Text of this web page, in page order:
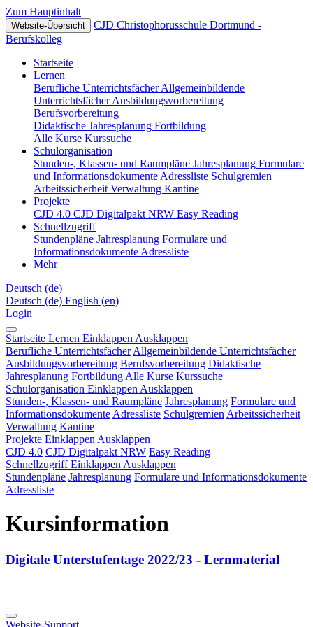
Zum Hauptinhalt
Website-Übersicht
CJD Christophorusschule Dortmund -
Berufskolleg
Startseite
Lernen
Berufliche UnterrichtsfächerAllgemeinbildende
UnterrichtsfächerAusbildungsvorbereitung
Berufsvorbereitung
Didaktische Jahresplanung Fortbildung
Alle Kurse Kurssuche
Schulorganisation
Stunden-, Klassen- und Raumpläne Jahresplanung Formulare
und Informationsdokumente Adressliste Schulgremien
Arbeitssicherheit Verwaltung Kantine
Projekte
CJD 4.0 CJD Digitalpakt NRW Easy Reading
Schnellzugriff
Stundenpläne Jahresplanung Formulare und
Informationsdokumente Adressliste
Mehr
Deutsch ‎(de)‎
Deutsch ‎(de)‎ English ‎(en)‎
Login
Startseite Lernen Einklappen Ausklappen
Berufliche Unterrichtsfächer Allgemeinbildende Unterrichtsfächer
Ausbildungsvorbereitung Berufsvorbereitung Didaktische
Jahresplanung Fortbildung Alle Kurse Kurssuche
Schulorganisation Einklappen Ausklappen
Stunden-, Klassen- und Raumpläne Jahresplanung Formulare und
Informationsdokumente Adressliste Schulgremien Arbeitssicherheit
Verwaltung Kantine
Projekte Einklappen Ausklappen
CJD 4.0 CJD Digitalpakt NRW Easy Reading
SchnellzugriffEinklappen Ausklappen
Stundenpläne Jahresplanung Formulare und Informationsdokumente
Adressliste
Kursinformation
Digitale Unterstufentage 2022/23 - Lernmaterial
Website-Support